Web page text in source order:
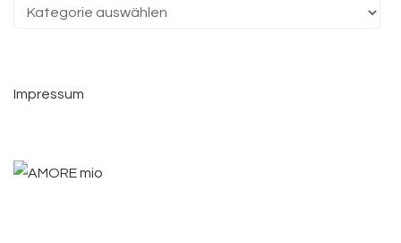
Kategorien
Impressum